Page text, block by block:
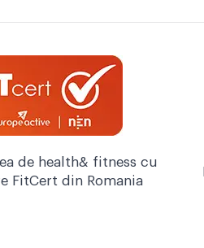
de health& fitness cu
FitCert din Romania